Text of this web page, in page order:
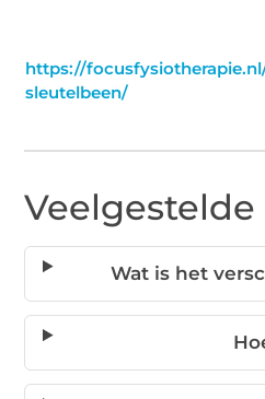
https://
sleutelbeen/
Veelgestelde
Wat is het